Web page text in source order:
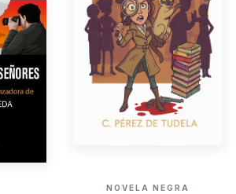
NOVELA NEGRA